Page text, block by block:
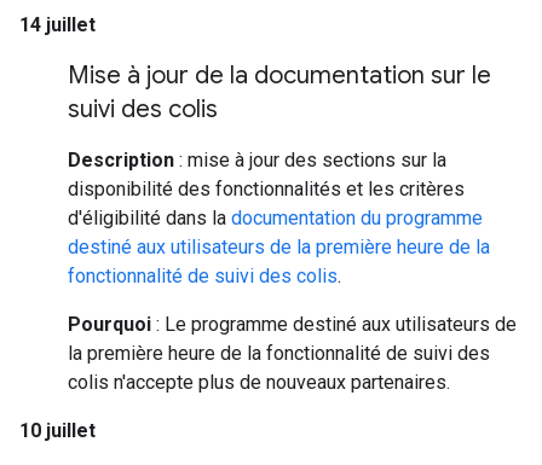
14 juillet
Mise à jour de la documentation sur le
suivi des colis
Description : mise à jour des sections sur la
disponibilité des fonctionnalités et les critères
d'éligibilité dans la documentation du programme
destiné aux utilisateurs de la première heure de la
fonctionnalité de suivi des colis.
Pourquoi : Le programme destiné aux utilisateurs de
la première heure de la fonctionnalité de suivi des
colis n'accepte plus de nouveaux partenaires.
10 juillet